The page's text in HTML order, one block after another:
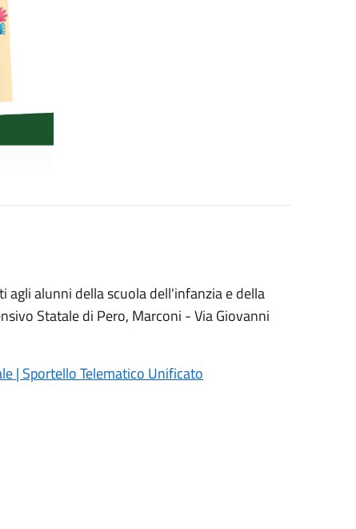
alunni della scuola dell'infanzia e della
Statale di Pero, Marconi - Via Giovanni
| Sportello Telematico Unificato